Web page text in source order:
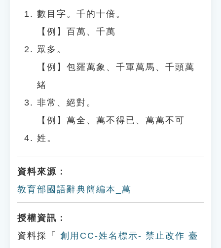
數目字。千的十倍。
【例】百萬、千萬
眾多。
【例】包羅萬象、千軍萬馬、千頭萬
緒
非常、絕對。
【例】萬全、萬不得已、萬萬不可
姓。
資料來源：
教育部國語辭典簡編本_萬
授權資訊：
資料採「
創用CC-姓名標示- 禁止改作 臺